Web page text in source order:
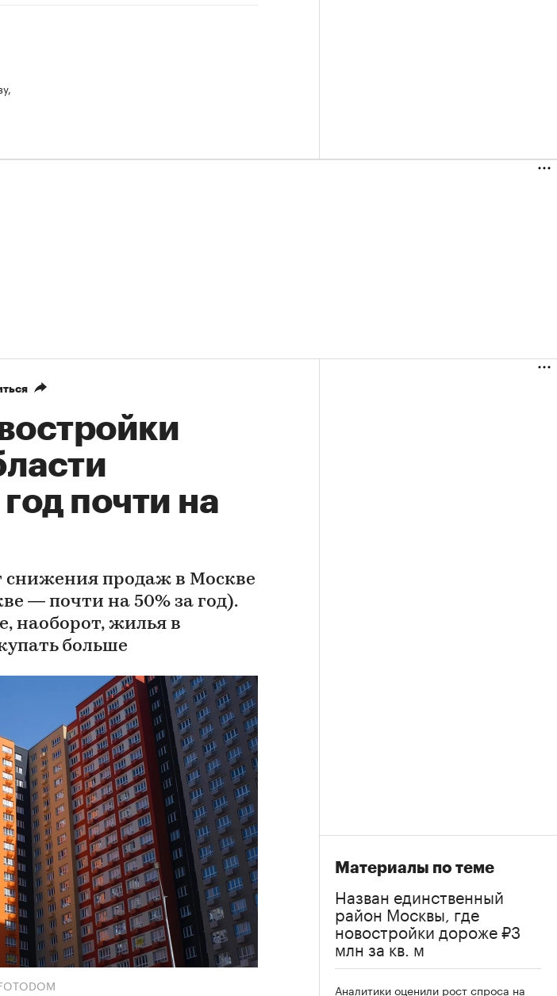
почти на
снижения продаж в Москве
— почти на 50% за год).
наоборот, жилья в
больше
Материалы по теме
Назван единственный
район Москвы, где
новостройки дороже ₽3
млн за кв. м
Аналитики оценили рост спроса на